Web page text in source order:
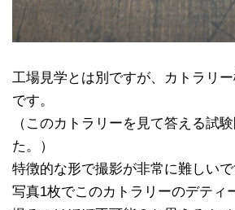
工場見学とは別ですが、カトラリ
です。
（このカトラリーを見て答える試
た。）
特徴的な形で撮影が非常に難しい
写真1枚でこのカトラリーのデティ